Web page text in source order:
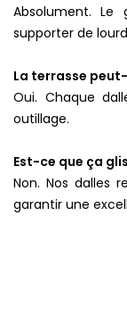
Absolument.
supporter de
La terrasse
Oui. Chaque
outillage.
Est-ce que ça
Non. Nos dalles
garantir une